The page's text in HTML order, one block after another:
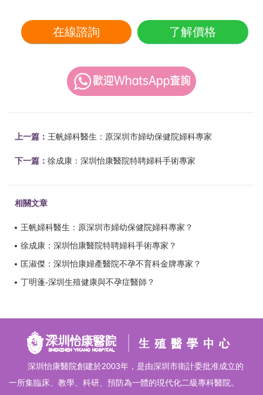
在線諮詢 了解價格
上一篇： 王帆婦科醫生：原深圳市婦幼保健院婦科專家
下一篇： 徐成康：深圳怡康醫院特聘婦科手術專家
相關文章
王帆婦科醫生：原深圳市婦幼保健院婦科專家？
徐成康：深圳怡康醫院特聘婦科手術專家？
匡淑傑：深圳怡康婦產醫院不孕不育科金牌專家？
丁明蓬-深圳生殖健康與不孕症醫師？
深圳怡康醫院創建於2003年，是由深圳市衛計委批准成立的
一所集臨床、教學、科研、預防為一體的現代化二級專科醫院。